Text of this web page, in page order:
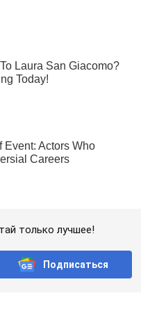
только лучшее!
Подписаться